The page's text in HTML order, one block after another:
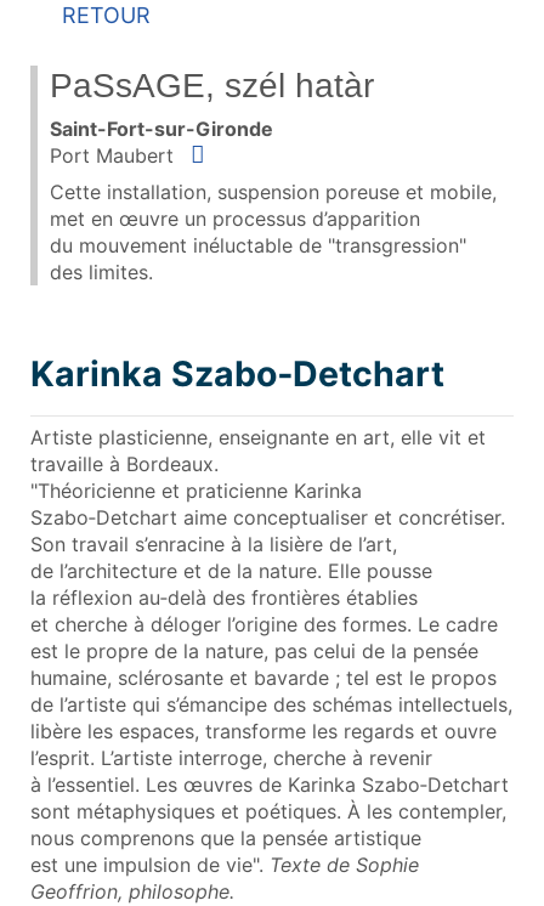
Retour
PaSsAGE, szél hatàr
Saint-Fort-sur-Gironde
Port Maubert
Situer
Cette installation, suspension poreuse et mobile,
met en œuvre un processus d’apparition
du mouvement inéluctable de "transgression"
des limites.
Karinka Szabo‑Detchart
Artiste plasticienne, enseignante en art, elle vit et
travaille à Bordeaux.
"Théoricienne et praticienne Karinka
Szabo‑Detchart aime conceptualiser et concrétiser.
Son travail s’enracine à la lisière de l’art,
de l’architecture et de la nature. Elle pousse
la réflexion au‑delà des frontières établies
et cherche à déloger l’origine des formes. Le cadre
est le propre de la nature, pas celui de la pensée
humaine, sclérosante et bavarde ; tel est le propos
de l’artiste qui s’émancipe des schémas intellectuels,
libère les espaces, transforme les regards et ouvre
l’esprit. L’artiste interroge, cherche à revenir
à l’essentiel. Les œuvres de Karinka Szabo‑Detchart
sont métaphysiques et poétiques. À les contempler,
nous comprenons que la pensée artistique
est une impulsion de vie". Texte de Sophie
Geoffrion, philosophe.